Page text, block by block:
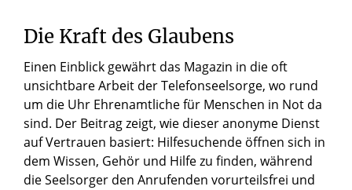
Die Kraft des Glaubens
Einen Einblick gewährt das Magazin in die oft
unsichtbare Arbeit der Telefonseelsorge, wo rund
um die Uhr Ehrenamtliche für Menschen in Not da
sind. Der Beitrag zeigt, wie dieser anonyme Dienst
auf Vertrauen basiert: Hilfesuchende öffnen sich in
dem Wissen, Gehör und Hilfe zu finden, während
die Seelsorger den Anrufenden vorurteilsfrei und